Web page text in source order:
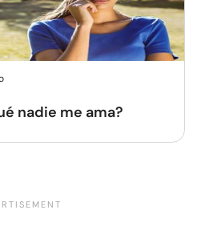
nadie me ama?